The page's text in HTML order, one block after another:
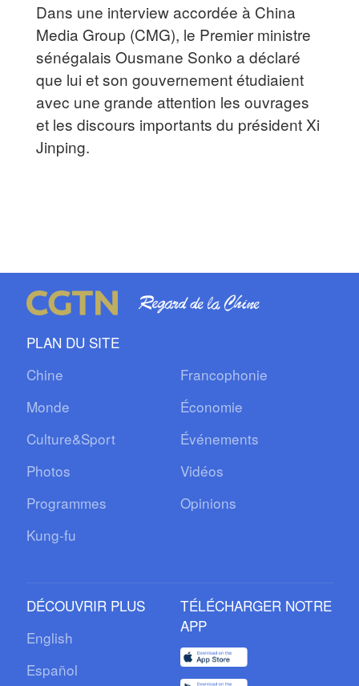
Dans une interview accordée à China
Media Group (CMG), le Premier ministre
sénégalais Ousmane Sonko a déclaré
que lui et son gouvernement étudiaient
avec une grande attention les ouvrages
et les discours importants du président Xi
Jinping.
PLAN DU SITE
Chine
Francophonie
Monde
Économie
Culture&Sport
Événements
Photos
Vidéos
Programmes
Opinions
Kung-fu
DÉCOUVRIR PLUS
English
Español
TÉLÉCHARGER NOTRE
APP